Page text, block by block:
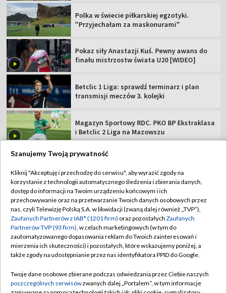
Polka w świecie piłkarskiej egzotyki.
"Przyjechałam za maskonurami"
Pokaz siły Anastazji Kuś. Pewny awans do
finału mistrzostw świata U20 [WIDEO]
Betclic 1 Liga: sprawdź terminarz i plan
transmisji meczów 3. kolejki
Magazyn Sportowy RDC. PKO BP Ekstraklasa
i Betclic 2 Liga na Mazowszu
TVP
Abonament TVP
Sklep TVP
Biuro Reklamy
Oferta Handlowa
Emisja w TVP
Regulamin TVP
Polityka prywatności
Moje zgody
Biuro reklamy
Szanujemy Twoją prywatność
Kliknij "Akceptuję i przechodzę do serwisu", aby wyrazić zgody na
korzystanie z technologii automatycznego śledzenia i zbierania danych,
dostęp do informacji na Twoim urządzeniu końcowym i ich
przechowywanie oraz na przetwarzanie Twoich danych osobowych przez
nas, czyli Telewizję Polską S.A. w likwidacji (zwaną dalej również „TVP”),
Zaufanych Partnerów z IAB* (1201 firm) oraz pozostałych Zaufanych
Partnerów TVP (93 firm), w celach marketingowych (w tym do
zautomatyzowanego dopasowania reklam do Twoich zainteresowań i
mierzenia ich skuteczności) i pozostałych, które wskazujemy poniżej, a
także zgody na udostępnianie przez nas identyfikatora PPID do Google.
Twoje dane osobowe zbierane podczas odwiedzania przez Ciebie naszych
poszczególnych serwisówzwanych dalej „Portalem”, w tym informacje